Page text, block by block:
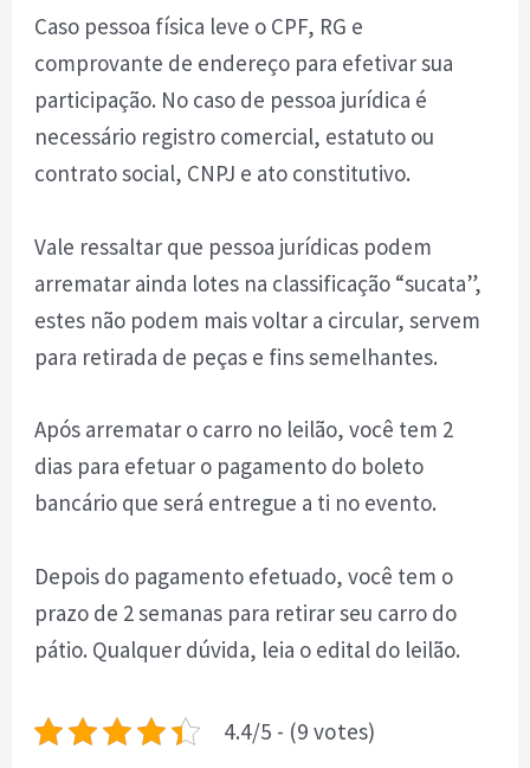
Caso pessoa física leve o CPF, RG e
comprovante de endereço para efetivar sua
participação. No caso de pessoa jurídica é
necessário registro comercial, estatuto ou
contrato social, CNPJ e ato constitutivo.
Vale ressaltar que pessoa jurídicas podem
arrematar ainda lotes na classificação “sucata”,
estes não podem mais voltar a circular, servem
para retirada de peças e fins semelhantes.
Após arrematar o carro no leilão, você tem 2
dias para efetuar o pagamento do boleto
bancário que será entregue a ti no evento.
Depois do pagamento efetuado, você tem o
prazo de 2 semanas para retirar seu carro do
pátio. Qualquer dúvida, leia o edital do leilão.
4.4/5 - (9 votes)